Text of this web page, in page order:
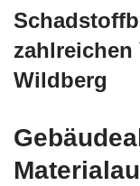
Wildberg